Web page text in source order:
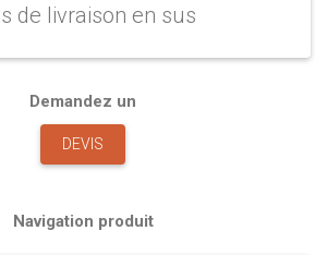
de livraison en sus
Demandez un
DEVIS
Navigation produit